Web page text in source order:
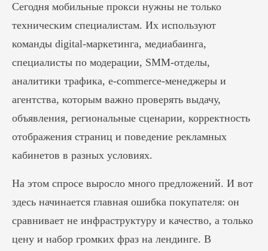
Сегодня мобильные прокси нужны не только
техническим специалистам. Их используют
команды digital-маркетинга, медиабаинга,
специалисты по модерации, SMM-отделы,
аналитики трафика, e-commerce-менеджеры и
агентства, которым важно проверять выдачу,
объявления, региональные сценарии, корректность
отображения страниц и поведение рекламных
кабинетов в разных условиях.
На этом спросе выросло много предложений. И вот
здесь начинается главная ошибка покупателя: он
сравнивает не инфраструктуру и качество, а только
цену и набор громких фраз на лендинге. В